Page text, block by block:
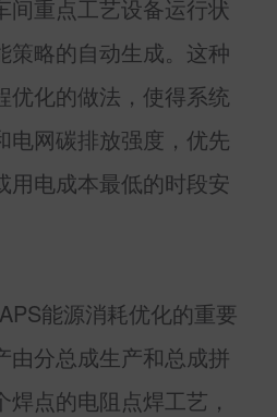
间重点工艺设备运行状
策略的自动生成。这种
优化的做法，使得系统
电网碳排放强度，优先
用电成本最低的时段安
APS能源消耗优化的重要
由分总成生产和总成拼
点的电阻点焊工艺，